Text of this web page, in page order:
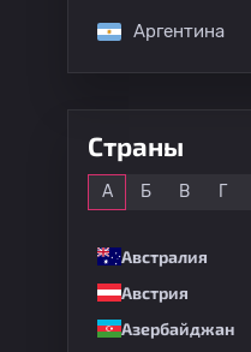
Аргентина
Страны
А Б В Г
Австралия
Австрия
Азербайджан